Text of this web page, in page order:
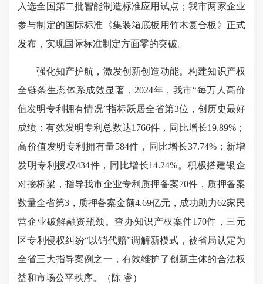
入选全国第二批智能制造标准应用试点；我市两家企业
参与制定的国际标准《集装箱底板用竹木复合板》正式
发布，实现国际标准制定方面零的突破。
强化知产护航，激发创新创造动能。构建知识产权
全链条生态体系成效显著，2024年，我市“每万人高价
值发明专利拥有情况”指标跃居全省第3位，创历史最好
成绩；有效发明专利总数达1766件，同比增长19.89%；
高价值发明专利拥有量584件，同比增长37.74%；新增
发明专利授权434件，同比增长14.24%。积极搭建银企
对接桥梁，指导我市企业专利质押备案70件，质押备案
数量全省第3，质押备案金额4.69亿元，成功助力62家民
营企业破解融资瓶颈。查办知识产权案件170件，三元
区专利侵权纠纷“以销代赔”调解新模式，被省局认定为
全省三大指导案例之一，有效维护了创新主体的合法权
益和市场公平秩序。（陈 睿）